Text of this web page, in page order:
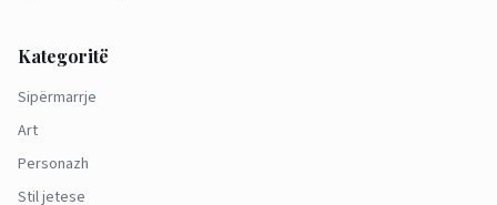
Kategoritë
Sipërmarrje
Art
Personazh
Stil jetese